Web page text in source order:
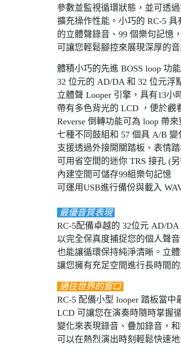
參數並監視循環狀態，並可透
擴充操作性能。小巧的 RC-5
的立體聲錄音、99 個樂句記憶
可讓您輕鬆腳控來展現深厚的音
體積小巧的先進 BOSS loop 功能
32 位元的 AD/DA 和 32 位元浮
立體聲 Looper 引擎，具有13小
帶有多色背光的 LCD ，便於觀
Reverse 倒轉功能可為 loop 帶
七種不同鼓組和 57 個具 A/B
支援透過外接開關踏板、表情
可用省空間的迷你 TRS 接孔 (
內建空間可儲存99組樂句記憶
可運用USB進行備份與載入
最優音質表現
RC-5配備卓越的 32位元 AD/
以完全保真度捕捉您的個人聲
也能讓循環保持純淨清晰。立
讓您擁有充足空間進行長時間的
通往世界的窗口
RC-5 配備小型 looper 踏板當中
LCD 可讓您在演奏時隨時掌握
變化來表現錄音、疊加錄音，
可以在熱烈演出時刻輕鬆快速